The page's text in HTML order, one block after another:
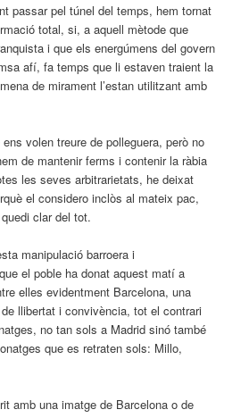
passar pel túnel del temps, hem tornat
total, si, a aquell mètode que
i que els energúmens del govern
afí, fa temps que li estaven traient la
de mirament l’estan utilitzant amb
volen treure de polleguera, però no
de mantenir ferms i contenir la ràbia
les seves arbitrarietats, he deixat
el considero inclòs al mateix pac,
clar del tot.
manipulació barroera i
el poble ha donat aquest matí a
elles evidentment Barcelona, una
llibertat i convivència, tot el contrari
no tan sols a Madrid sinó també
que es retraten sols: Millo,
amb una imatge de Barcelona o de